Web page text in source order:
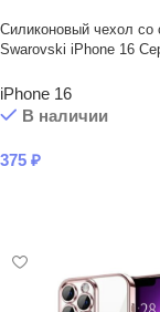
Силиконовый чехол со
Swarovski iPhone 16
iPhone 16
В наличии
375 ₽